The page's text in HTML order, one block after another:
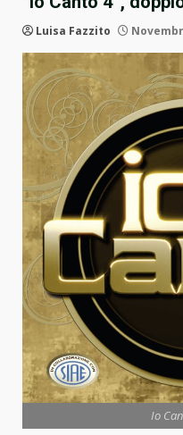
Luisa Fazzito
Io